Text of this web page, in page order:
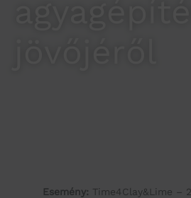
Esemény: Time4Clay&Lime –